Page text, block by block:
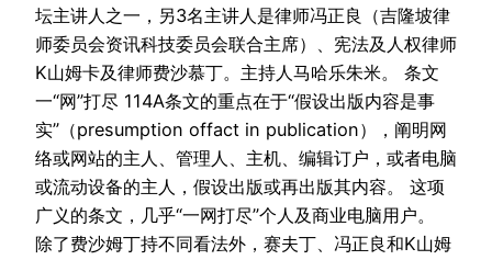
坛主讲人之一，另3名主讲人是律师冯正良（吉隆坡律
师委员会资讯科技委员会联合主席）、宪法及人权律师
K山姆卡及律师费沙慕丁。主持人马哈乐朱米。 条文
一“网”打尽 114A条文的重点在于“假设出版内容是事
实”（presumption offact in publication），阐明网
络或网站的主人、管理人、主机、编辑订户，或者电脑
或流动设备的主人，假设出版或再出版其内容。 这项
广义的条文，几乎“一网打尽”个人及商业电脑用户。
除了费沙姆丁持不同看法外，赛夫丁、冯正良和K山姆